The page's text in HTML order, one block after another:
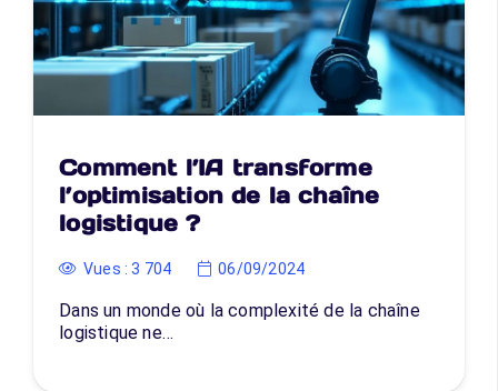
Comment l’IA transforme
l’optimisation de la chaîne
logistique ?
Vues :3 704 06/09/2024
Dans un monde où la complexité de la chaîne
logistique ne…